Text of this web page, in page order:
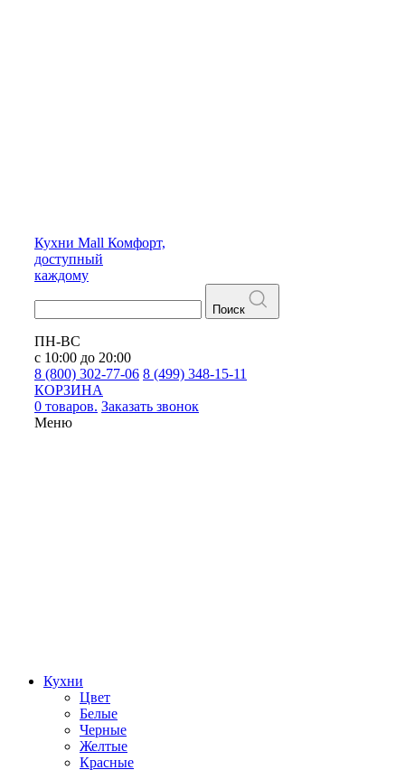
Кухни Mall Комфорт,
доступный
каждому
Поиск
ПН-ВС
с 10:00 до 20:00
8 (800) 302-77-06 8 (499) 348-15-11
КОРЗИНА
0 товаров. Заказать звонок
Меню
Кухни
Цвет
Белые
Черные
Желтые
Красные